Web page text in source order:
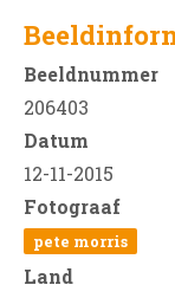
Beeldnummer
206403
Datum
12-11-2015
Fotograaf
pete morris
Land